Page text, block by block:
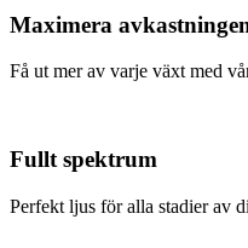
Maximera
Få ut mer av varje växt med
Fullt spektrum
Perfekt ljus för alla stadier av